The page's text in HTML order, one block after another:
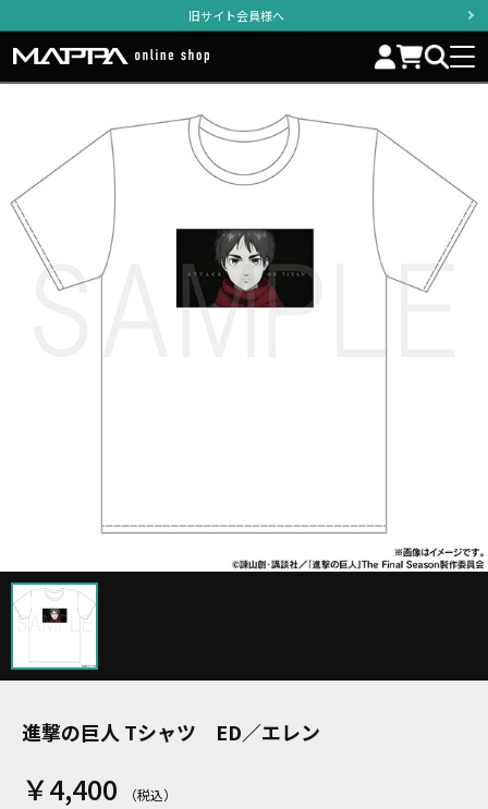
旧サイト会員様へ
進撃の巨人 Tシャツ ED／エレン
￥4,400